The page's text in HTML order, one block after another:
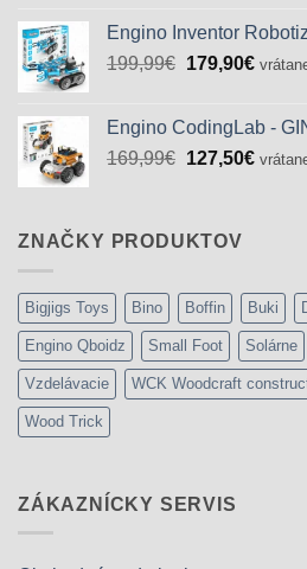
72,83€.49,90€.
Engino Inventor
199,99€ Pôvodná
199,99€.
179,90€
Engino CodingLab -
169,99€ Pôvodná
169,99€.
127,50€
ZNAČKY PRODUKTOV
Bigjigs Toys Bino Boffin Buki
Engino Qboidz Small Foot Solárne
Vzdelávacie WCK Woodcraft
Wood Trick
ZÁKAZNÍCKY SERVIS